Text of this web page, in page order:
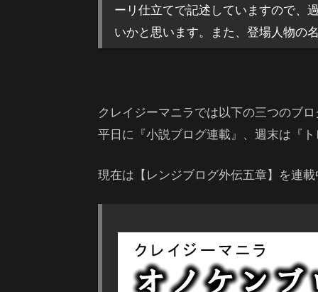
ーリ仕立てで記述していますので、
いかと思います。また、登場人物の
クレイジーマニラでは以下の三つのブ
平日に『小説ブログ連載』、週末は『
現在は【レンジブログ外伝五章】を連